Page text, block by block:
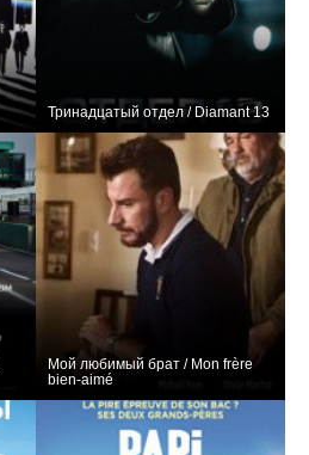
Тринадцатый отдел / Diamant 13
Мой любимый брат / Mon frère
bien-aimé